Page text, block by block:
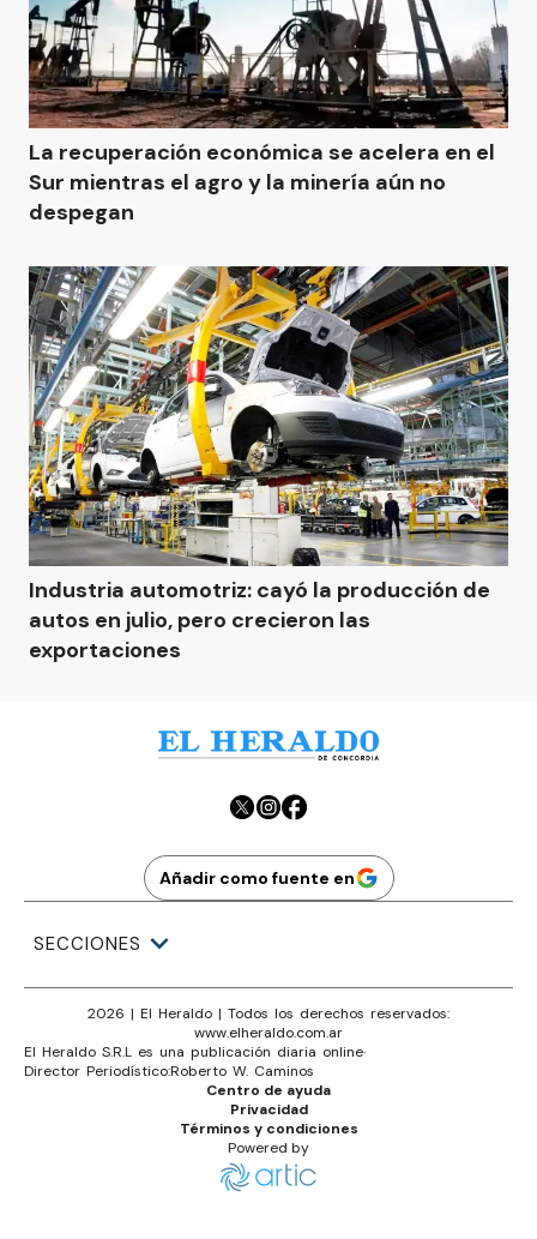
La recuperación económica se acelera en el
Sur mientras el agro y la minería aún no
despegan
Industria automotriz: cayó la producción de
autos en julio, pero crecieron las
exportaciones
Añadir como fuente en
SECCIONES
2026 | El Heraldo | Todos los derechos reservados:
www.elheraldo.com.ar
El Heraldo S.R.L es una publicación diaria online·
Director Periodístico:Roberto W. Caminos
Términos y condiciones
Privacidad
Centro de ayuda
Powered by